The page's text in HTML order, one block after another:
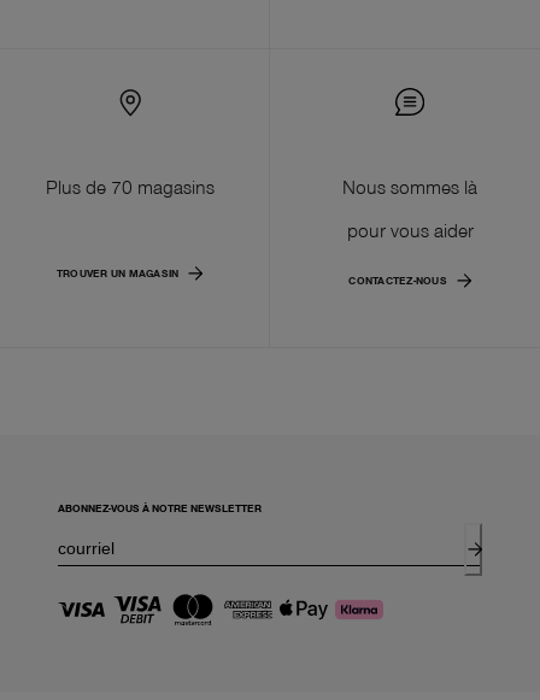
Plus de 70 magasins
TROUVER UN MAGASIN
Nous sommes là
pour vous aider
CONTACTEZ-NOUS
ABONNEZ-VOUS À NOTRE NEWSLETTER